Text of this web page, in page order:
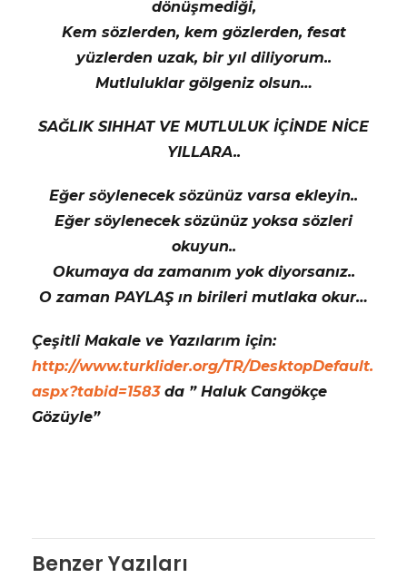
dönüşmediği,
Kem sözlerden, kem gözlerden, fesat
yüzlerden uzak, bir yıl diliyorum..
Mutluluklar gölgeniz olsun…
SAĞLIK SIHHAT VE MUTLULUK İÇİNDE NİCE
YILLARA..
Eğer söylenecek sözünüz varsa ekleyin..
Eğer söylenecek sözünüz yoksa sözleri
okuyun..
Okumaya da zamanım yok diyorsanız..
O zaman PAYLAŞ ın birileri mutlaka okur…
Çeşitli Makale ve Yazılarım için:
http://www.turklider.org/TR/DesktopDefault.
aspx?tabid=1583da ” Haluk Cangökçe
Gözüyle”
Benzer Yazıları